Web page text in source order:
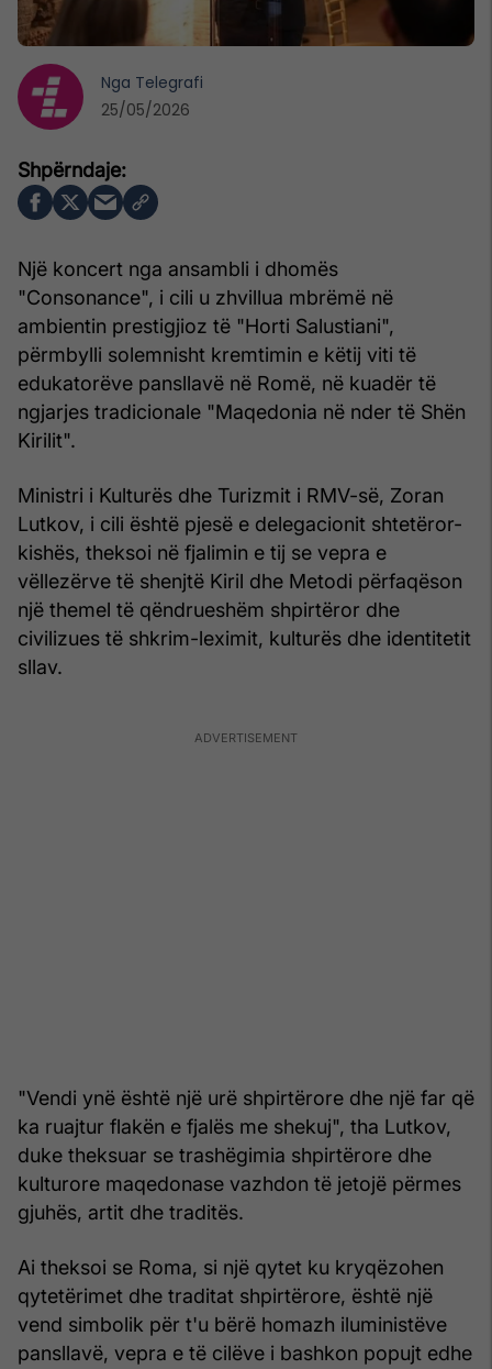
Një koncert nga ansambli i dhomës
"Consonance", i cili u zhvillua mbrëmë në
ambientin prestigjioz të "Horti Salustiani",
përmbylli solemnisht kremtimin e këtij viti të
edukatorëve pansllavë në Romë, në kuadër të
ngjarjes tradicionale "Maqedonia në nder të Shën
Kirilit".
Ministri i Kulturës dhe Turizmit i RMV-së, Zoran
Lutkov, i cili është pjesë e delegacionit shtetëror-
kishës, theksoi në fjalimin e tij se vepra e
vëllezërve të shenjtë Kiril dhe Metodi përfaqëson
një themel të qëndrueshëm shpirtëror dhe
civilizues të shkrim-leximit, kulturës dhe identitetit
sllav.
"Vendi ynë është një urë shpirtërore dhe një far që
ka ruajtur flakën e fjalës me shekuj", tha Lutkov,
duke theksuar se trashëgimia shpirtërore dhe
kulturore maqedonase vazhdon të jetojë përmes
gjuhës, artit dhe traditës.
Ai theksoi se Roma, si një qytet ku kryqëzohen
qytetërimet dhe traditat shpirtërore, është një
vend simbolik për t'u bërë homazh iluministëve
pansllavë, vepra e të cilëve i bashkon popujt edhe
Nga Telegrafi
25/05/2026